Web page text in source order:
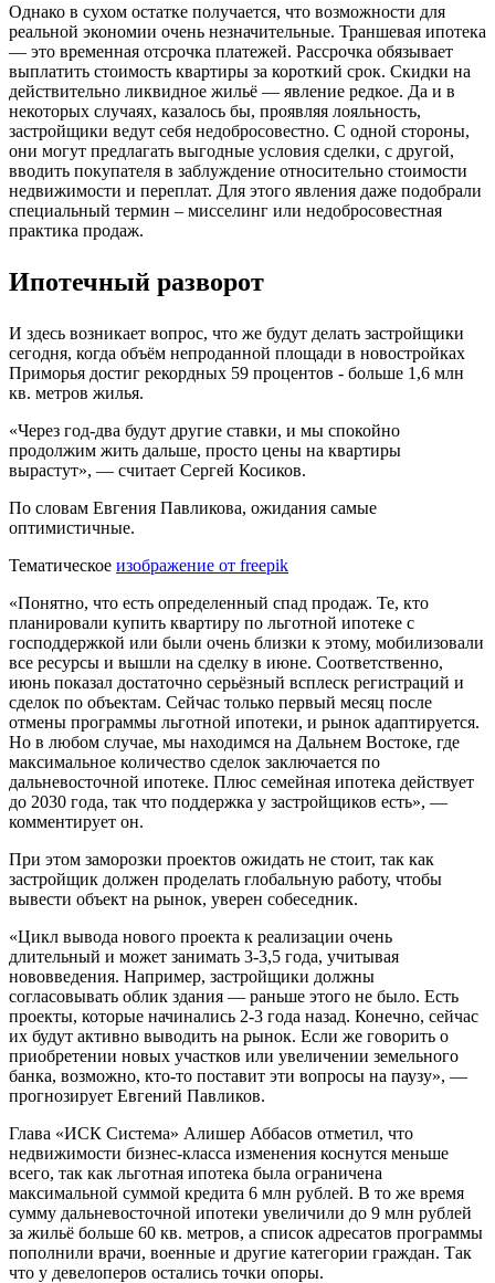
Однако в сухом остатке получается, что возможности для
реальной экономии очень незначительные. Траншевая ипотека
— это временная отсрочка платежей. Рассрочка обязывает
выплатить стоимость квартиры за короткий срок. Скидки на
действительно ликвидное жильё — явление редкое. Да и в
некоторых случаях, казалось бы, проявляя лояльность,
застройщики ведут себя недобросовестно. С одной стороны,
они могут предлагать выгодные условия сделки, с другой,
вводить покупателя в заблуждение относительно стоимости
недвижимости и переплат. Для этого явления даже подобрали
специальный термин – мисселинг или недобросовестная
практика продаж.
Ипотечный разворот
И здесь возникает вопрос, что же будут делать застройщики
сегодня, когда объём непроданной площади в новостройках
Приморья достиг рекордных 59 процентов - больше 1,6 млн
кв. метров жилья.
«Через год-два будут другие ставки, и мы спокойно
продолжим жить дальше, просто цены на квартиры
вырастут», — считает Сергей Косиков.
По словам Евгения Павликова, ожидания самые
оптимистичные.
Тематическое изображение от freepik
«Понятно, что есть определенный спад продаж. Те, кто
планировали купить квартиру по льготной ипотеке с
господдержкой или были очень близки к этому, мобилизовали
все ресурсы и вышли на сделку в июне. Соответственно,
июнь показал достаточно серьёзный всплеск регистраций и
сделок по объектам. Сейчас только первый месяц после
отмены программы льготной ипотеки, и рынок адаптируется.
Но в любом случае, мы находимся на Дальнем Востоке, где
максимальное количество сделок заключается по
дальневосточной ипотеке. Плюс семейная ипотека действует
до 2030 года, так что поддержка у застройщиков есть», —
комментирует он.
При этом заморозки проектов ожидать не стоит, так как
застройщик должен проделать глобальную работу, чтобы
вывести объект на рынок, уверен собеседник.
«Цикл вывода нового проекта к реализации очень
длительный и может занимать 3-3,5 года, учитывая
нововведения. Например, застройщики должны
согласовывать облик здания — раньше этого не было. Есть
проекты, которые начинались 2-3 года назад. Конечно, сейчас
их будут активно выводить на рынок. Если же говорить о
приобретении новых участков или увеличении земельного
банка, возможно, кто-то поставит эти вопросы на паузу», —
прогнозирует Евгений Павликов.
Глава «ИСК Система» Алишер Аббасов отметил, что
недвижимости бизнес-класса изменения коснутся меньше
всего, так как льготная ипотека была ограничена
максимальной суммой кредита 6 млн рублей. В то же время
сумму дальневосточной ипотеки увеличили до 9 млн рублей
за жильё больше 60 кв. метров, а список адресатов программы
пополнили врачи, военные и другие категории граждан. Так
что у девелоперов остались точки опоры.